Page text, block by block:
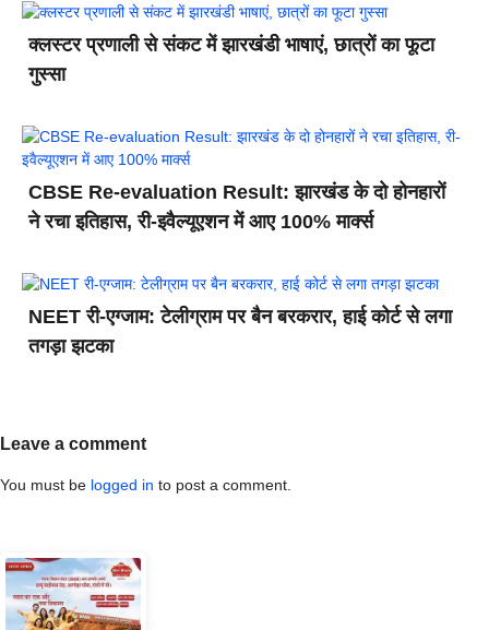
क्लस्टर प्रणाली से संकट में झारखंडी भाषाएं, छात्रों का फूटा
गुस्सा
CBSE Re-evaluation Result: झारखंड के दो होनहारों
ने रचा इतिहास, री-इवैल्यूएशन में आए 100% मार्क्स
NEET री-एग्जाम: टेलीग्राम पर बैन बरकरार, हाई कोर्ट से लगा
तगड़ा झटका
Leave a comment
You must be logged in to post a comment.